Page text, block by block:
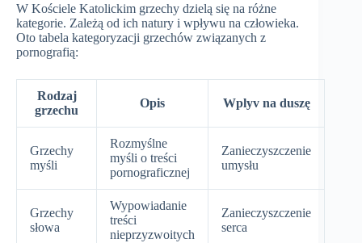
W Kościele Katolickim grzechy dzielą się na różne
kategorie. Zależą od ich natury i wpływu na człowieka.
Oto tabela kategoryzacji grzechów związanych z
pornografią:
Rodzaj
grzechu
Opis Wplyv na duszę
Grzechy
myśli
Rozmyślne
myśli o treści
pornograficznej
Zanieczyszczenie
umysłu
Grzechy
słowa
Wypowiadanie
treści
nieprzyzwoitych
Zanieczyszczenie
serca